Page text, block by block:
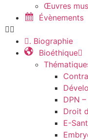
Œuvres
Évènements
. Biographie
Bioéthique
DPN –
Droit
E-